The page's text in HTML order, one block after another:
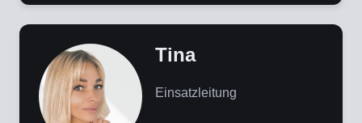
Tina
Einsatzleitung